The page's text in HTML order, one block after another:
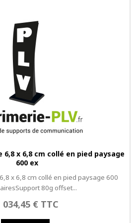
x 6,8 cm collé en pied paysage
600 ex
x 6,8 cm collé en pied paysage 600
80g offset...
034,45 € TTC